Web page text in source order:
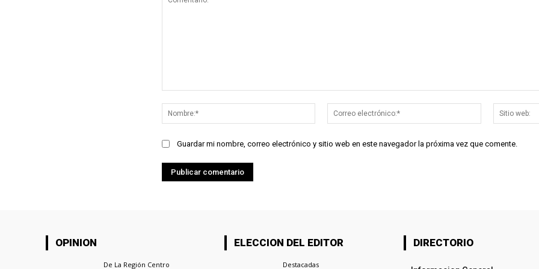
Nombre:*
Correo
electrónico:*
Guardar mi nombre, correo electrónico y sitio web en este navegador la próxima vez que comente.
OPINION
De La Región Centro
ELECCION DEL EDITOR
Destacadas
DIRECTORIO